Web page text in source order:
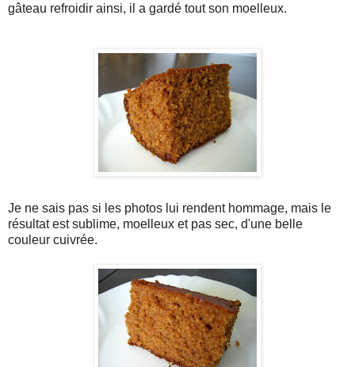
gâteau refroidir ainsi, il a gardé tout son moelleux.
Je ne sais pas si les photos lui rendent hommage, mais le
résultat est sublime, moelleux et pas sec, d'une belle
couleur cuivrée.